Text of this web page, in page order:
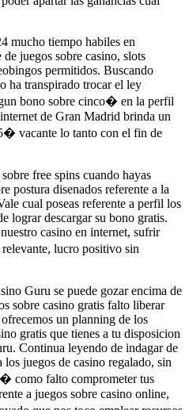
mucho tiempo habiles en
juegos sobre casino, slots
permitidos. Buscando
ha transpirado trocar el ley
bono sobre cinco� en la perfil
de Gran Madrid brinda un
vacante lo tanto con el fin de
free spins cuando hayas
postura disenados referente a la
cual poseas referente a perfil los
lograr descargar su bono gratis.
casino en internet, sufrir
lucro positivo sin
Guru se puede gozar encima de
sobre casino gratis falto liberar
un planning de los
gratis que tienes a tu disposicion
Continua leyendo de indagar de
juegos de casino regalado, sin
como falto comprometer tus
a juegos sobre casino online,